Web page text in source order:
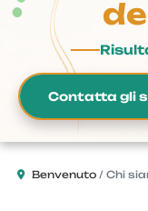
Contatta gli
Benvenuto Chi